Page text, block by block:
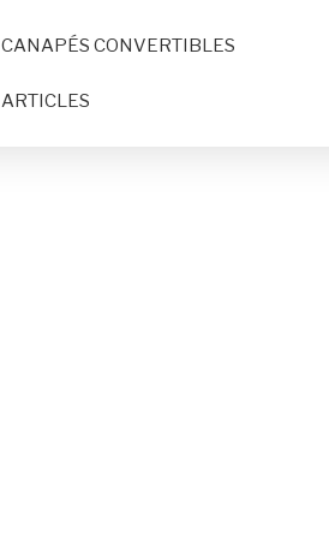
CANAPÉS CONVERTIBLES
ARTICLES